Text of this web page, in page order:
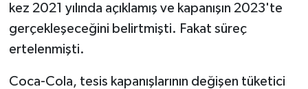
kez 2021 yılında açıklamış ve kapanışın 2023'te
gerçekleşeceğini belirtmişti. Fakat süreç
ertelenmişti.
Coca-Cola, tesis kapanışlarının değişen tüketici